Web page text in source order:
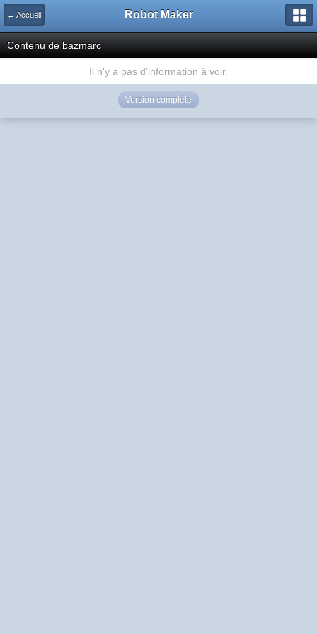
← Accueil Robot Maker
Contenu de bazmarc
Il n'y a pas d'information à voir.
Version complète